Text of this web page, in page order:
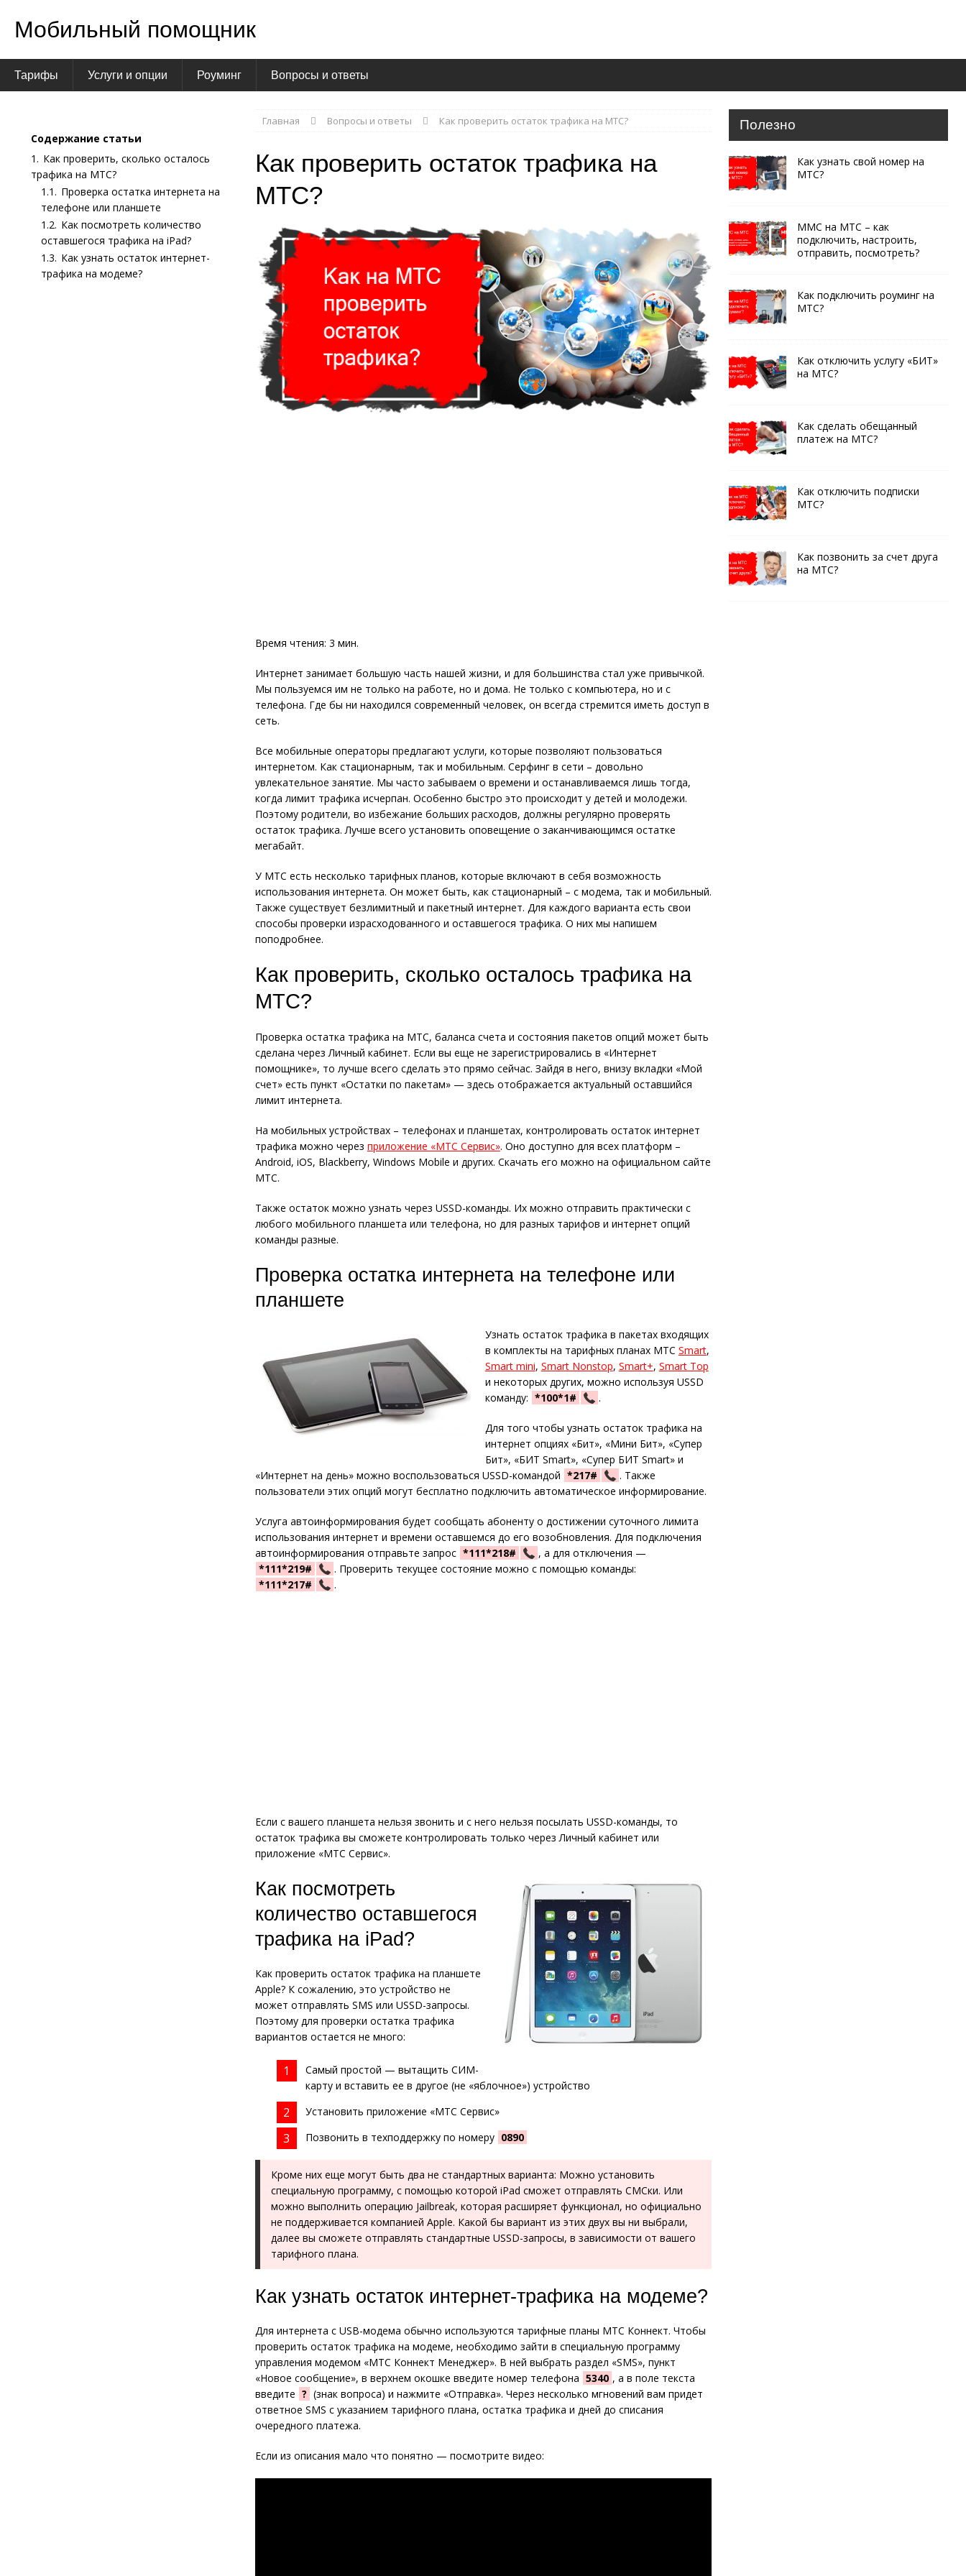
Мобильный помощник
Тарифы Услуги и опции Роуминг Вопросы и ответы
Главная Вопросы и ответы Как проверить остаток трафика на МТС?
Как проверить остаток трафика на
МТС?
Время чтения: 3 мин.
Интернет занимает большую часть нашей жизни, и для большинства стал уже привычкой.
Мы пользуемся им не только на работе, но и дома. Не только с компьютера, но и с
телефона. Где бы ни находился современный человек, он всегда стремится иметь доступ в
сеть.
Все мобильные операторы предлагают услуги, которые позволяют пользоваться
интернетом. Как стационарным, так и мобильным. Серфинг в сети – довольно
увлекательное занятие. Мы часто забываем о времени и останавливаемся лишь тогда,
когда лимит трафика исчерпан. Особенно быстро это происходит у детей и молодежи.
Поэтому родители, во избежание больших расходов, должны регулярно проверять
остаток трафика. Лучше всего установить оповещение о заканчивающимся остатке
мегабайт.
У МТС есть несколько тарифных планов, которые включают в себя возможность
использования интернета. Он может быть, как стационарный – с модема, так и мобильный.
Также существует безлимитный и пакетный интернет. Для каждого варианта есть свои
способы проверки израсходованного и оставшегося трафика. О них мы напишем
поподробнее.
Как проверить, сколько осталось трафика на
МТС?
Проверка остатка трафика на МТС, баланса счета и состояния пакетов опций может быть
сделана через Личный кабинет. Если вы еще не зарегистрировались в «Интернет
помощнике», то лучше всего сделать это прямо сейчас. Зайдя в него, внизу вкладки «Мой
счет» есть пункт «Остатки по пакетам» — здесь отображается актуальный оставшийся
лимит интернета.
На мобильных устройствах – телефонах и планшетах, контролировать остаток интернет
трафика можно через приложение «МТС Сервис». Оно доступно для всех платформ –
Android, iOS, Blackberry, Windows Mobile и других. Скачать его можно на официальном сайте
МТС.
Также остаток можно узнать через USSD-команды. Их можно отправить практически с
любого мобильного планшета или телефона, но для разных тарифов и интернет опций
команды разные.
Проверка остатка интернета на телефоне или
планшете
Узнать остаток трафика в пакетах входящих
в комплекты на тарифных планах МТС Smart,
Smart mini, Smart Nonstop, Smart+, Smart Top
и некоторых других, можно используя USSD
команду: *100*1# .
Для того чтобы узнать остаток трафика на
интернет опциях «Бит», «Мини Бит», «Супер
Бит», «БИТ Smart», «Супер БИТ Smart» и
«Интернет на день» можно воспользоваться USSD-командой *217#
. Также
пользователи этих опций могут бесплатно подключить автоматическое информирование.
Услуга автоинформирования будет сообщать абоненту о достижении суточного лимита
использования интернет и времени оставшемся до его возобновления. Для подключения
автоинформирования отправьте запрос *111*218#
, а для отключения —
*111*219#
. Проверить текущее состояние можно с помощью команды:
*111*217#
.
Если с вашего планшета нельзя звонить и с него нельзя посылать USSD-команды, то
остаток трафика вы сможете контролировать только через Личный кабинет или
приложение «МТС Сервис».
Как посмотреть
количество оставшегося
трафика на iPad?
Как проверить остаток трафика на планшете
Apple? К сожалению, это устройство не
может отправлять SMS или USSD-запросы.
Поэтому для проверки остатка трафика
вариантов остается не много:
Самый простой — вытащить СИМ-
карту и вставить ее в другое (не «яблочное») устройство
Установить приложение «МТС Сервис»
Позвонить в техподдержку по номеру 0890
Кроме них еще могут быть два не стандартных варианта: Можно установить
специальную программу, с помощью которой iPad сможет отправлять СМСки. Или
можно выполнить операцию Jailbreak, которая расширяет функционал, но официально
не поддерживается компанией Apple. Какой бы вариант из этих двух вы ни выбрали,
далее вы сможете отправлять стандартные USSD-запросы, в зависимости от вашего
тарифного плана.
Как узнать остаток интернет-трафика на модеме?
Для интернета с USB-модема обычно используются тарифные планы МТС Коннект. Чтобы
проверить остаток трафика на модеме, необходимо зайти в специальную программу
управления модемом «МТС Коннект Менеджер». В ней выбрать раздел «SMS», пункт
«Новое сообщение», в верхнем окошке введите номер телефона 5340 , а в поле текста
введите ? (знак вопроса) и нажмите «Отправка». Через несколько мгновений вам придет
ответное SMS с указанием тарифного плана, остатка трафика и дней до списания
очередного платежа.
Если из описания мало что понятно — посмотрите видео:
Содержание статьи
1. Как проверить, сколько осталось
трафика на МТС?
1.1. Проверка остатка интернета на
телефоне или планшете
1.2. Как посмотреть количество
оставшегося трафика на iPad?
1.3. Как узнать остаток интернет-
трафика на модеме?
Полезно
Как узнать свой номер на
МТС?
ММС на МТС – как
подключить, настроить,
отправить, посмотреть?
Как подключить роуминг на
МТС?
Как отключить услугу «БИТ»
на МТС?
Как сделать обещанный
платеж на МТС?
Как отключить подписки
МТС?
Как позвонить за счет друга
на МТС?